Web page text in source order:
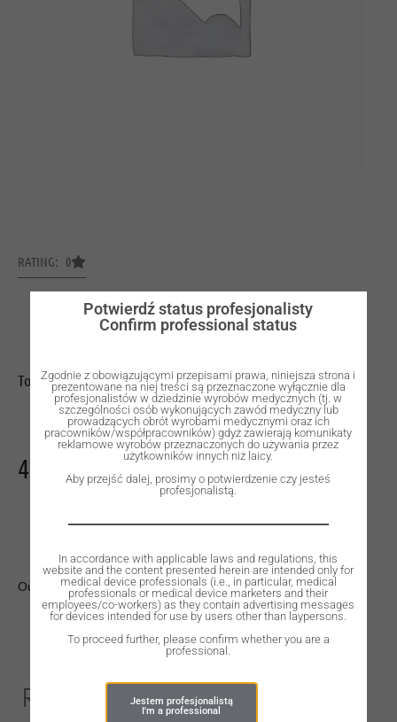
RATING: 0
Torus for metal
484,00
Out of stock
Related Products
Potwierdź status profesjonalisty
Confirm professional status
Zgodnie z obowiązującymi przepisami prawa, niniejsza strona i
prezentowane na niej treści są przeznaczone wyłącznie dla
profesjonalistów w dziedzinie wyrobów medycznych (tj. w
szczególności osób wykonujących zawód medyczny lub
prowadzących obrót wyrobami medycznymi oraz ich
pracowników/współpracowników) gdyż zawierają komunikaty
reklamowe wyrobów przeznaczonych do używania przez
użytkowników innych niż laicy.
Aby przejść dalej, prosimy o potwierdzenie czy jesteś
profesjonalistą.
In accordance with applicable laws and regulations, this
website and the content presented herein are intended only for
medical device professionals (i.e., in particular, medical
professionals or medical device marketers and their
employees/co-workers) as they contain advertising messages
for devices intended for use by users other than laypersons.
To proceed further, please confirm whether you are a
professional.
Jestem profesjonalistą
I'm a professional